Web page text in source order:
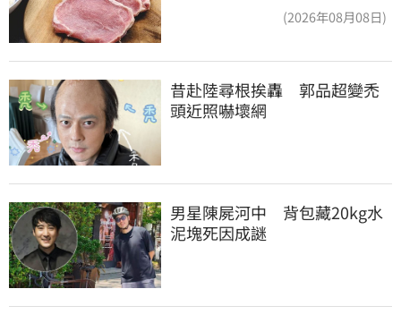
(2026年08月08日)
昔赴陸尋根挨轟　郭品超變禿
頭近照嚇壞網
男星陳屍河中　背包藏20kg水
泥塊死因成謎